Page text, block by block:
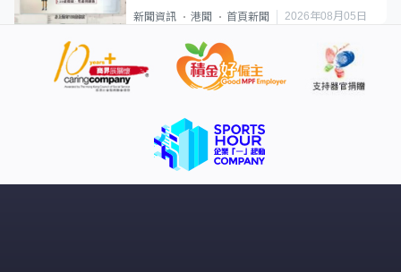
類案最惡劣
新聞資訊 港聞 首頁新聞 2026年08月05日